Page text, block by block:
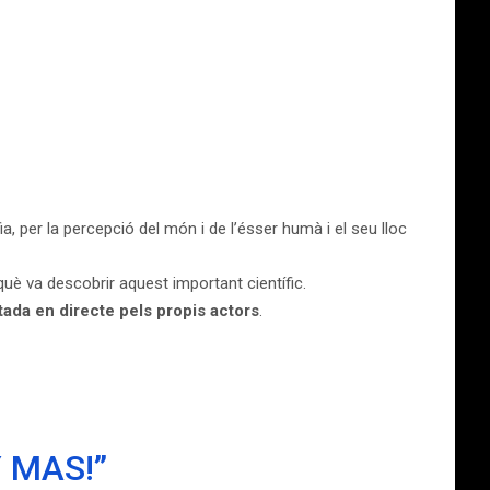
per la percepció del món i de l’ésser humà i el seu lloc
va descobrir aquest important científic.
en directe pels propis actors.